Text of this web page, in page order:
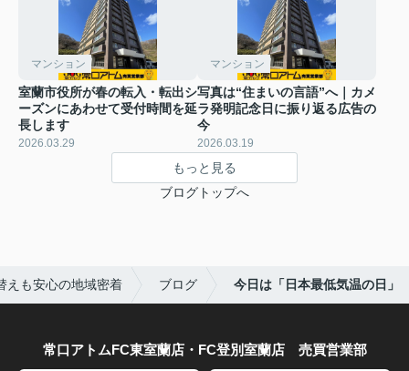
マンション
室蘭市役所が春の転入・転出シ
ーズンにあわせて受付時間を延
長します
2026.03.29
マンション
写真は“住まいの言語”へ｜カメ
ラ発明記念日に振り返る広告の
今
2026.03.19
もっと見る
ブログトップへ
えも安心の地域密着 ブログ 今日は「日本最低気温の日」
常口アトムFC東室蘭店・FC登別室蘭店 売買営業部